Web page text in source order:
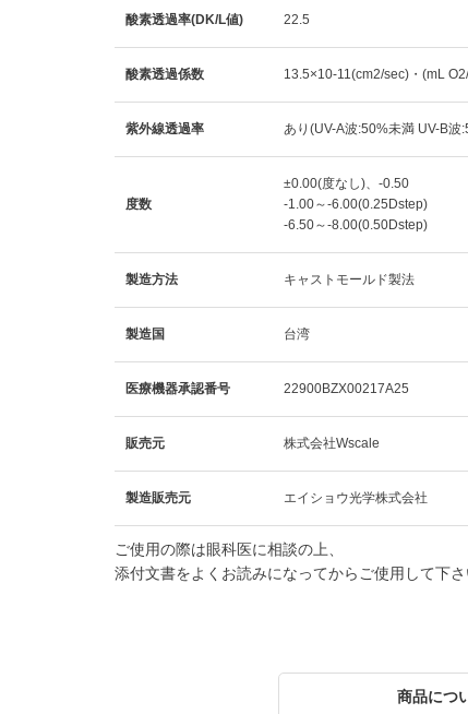
酸素透過率(DK/L値) 22.5
酸素透過係数 13.5×10-11(cm2/sec)・(mL
紫外線透過率 あり(UV-A波:50%未満 UV-B波
度数
±0.00(度なし)、-0.50
-1.00～-6.00(0.25Dstep)
-6.50～-8.00(0.50Dstep)
製造方法 キャストモールド製法
製造国 台湾
医療機器承認番号 22900BZX00217A25
販売元 株式会社Wscale
製造販売元 エイショウ光学株式会社
ご使用の際は眼科医に相談の上、
添付文書をよくお読みになってからご使用して下
商品につ